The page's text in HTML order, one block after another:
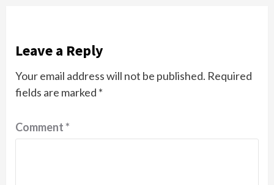
Leave a Reply
Your email address will not be published. Required
fields are marked *
Comment*